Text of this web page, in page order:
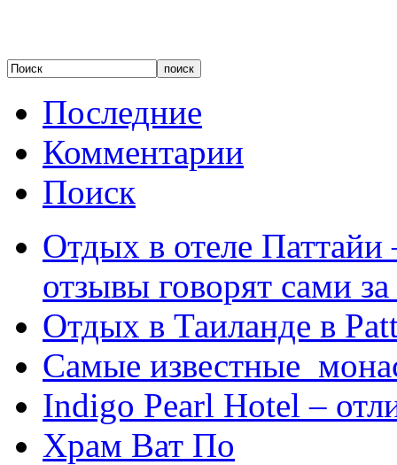
Последние
Комментарии
Поиск
Отдых в отеле
отзывы говорят сами за
Отдых в Таиланде в
Самые известные
Indigo Pearl Hotel –
Храм Ват По